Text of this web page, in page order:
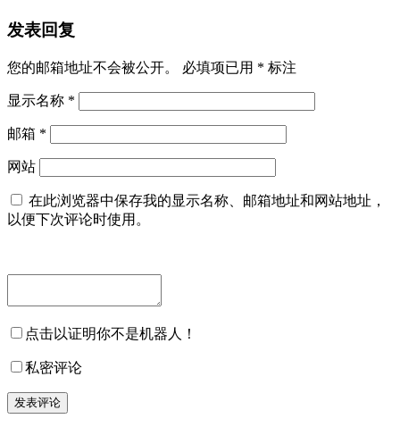
发表回复
您的邮箱地址不会被公开。 必填项已用 * 标注
显示名称 *
邮箱 *
网站
在此浏览器中保存我的显示名称、邮箱地址和网站地址，
以便下次评论时使用。
点击以证明你不是机器人！
私密评论